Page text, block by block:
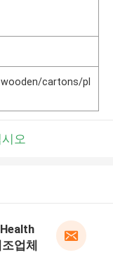
cartons/pl
오
업체